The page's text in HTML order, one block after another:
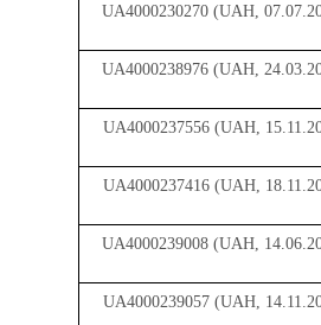
UA4000230270 (UAH,
UA4000238976 (UAH,
UA4000237556 (UAH,
UA4000237416 (UAH,
UA4000239008 (UAH,
UA4000239057 (UAH,